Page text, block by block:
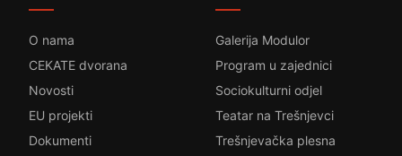
O nama
CEKATE dvorana
Novosti
EU projekti
Dokumenti
Galerija Modulor
Program u zajednici
Sociokulturni odjel
Teatar na Trešnjevci
Trešnjevačka plesna